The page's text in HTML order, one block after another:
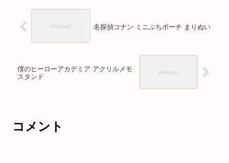
名探偵コナン ミニぷちポーチ まりぬい
僕のヒーローアカデミア アクリルメモ
スタンド
コメント